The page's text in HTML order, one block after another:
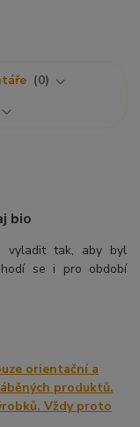
0
bio
vyladit tak, aby byl
hodí se i pro období